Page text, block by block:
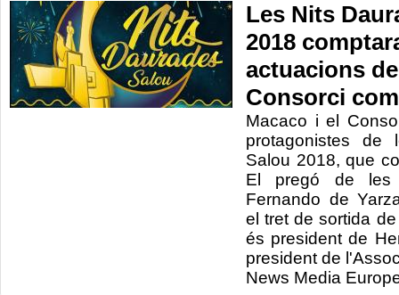
Les Nits
2018
actuacions
Consorci
Macaco i el
protagonistes de
Salou 2018, que
El pregó de les
Fernando de
el tret de sortida
és president de
president de
News Media